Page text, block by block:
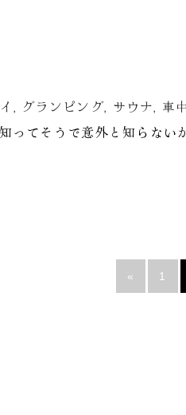
, グランピング, サウナ, 車
ってそうで意外と知らな
« 1